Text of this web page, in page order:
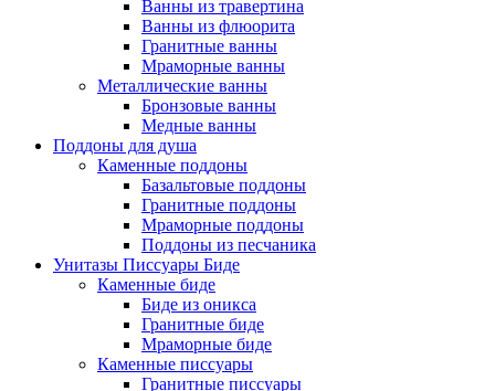
Ванны из травертина
Ванны из флюорита
Гранитные ванны
Мраморные ванны
Металлические ванны
Бронзовые ванны
Медные ванны
Поддоны для душа
Каменные поддоны
Базальтовые поддоны
Гранитные поддоны
Мраморные поддоны
Поддоны из песчаника
Унитазы Писсуары Биде
Каменные биде
Биде из оникса
Гранитные биде
Мраморные биде
Каменные писсуары
Гранитные писсуары